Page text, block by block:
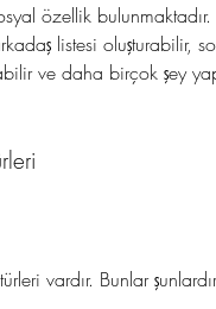
özellik
listesi oluşturabilir,
ve daha birçok şey
vardır. Bunlar